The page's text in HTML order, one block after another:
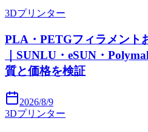
3Dプリンター
PLA・PETGフィラメント
｜SUNLU・eSUN・
質と価格を検証
2026/8/9
3Dプリンター